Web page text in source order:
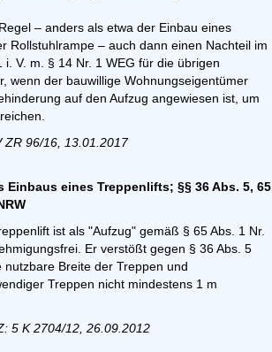
– anders als etwa der Einbau eines
Rollstuhlrampe – auch dann einen Nachteil im
i. V. m. § 14 Nr. 1 WEG für die übrigen
wenn der bauwillige Wohnungseigentümer
auf den Aufzug angewiesen ist, um
ZR 96/16, 13.01.2017
Einbaus eines Treppenlifts; §§ 36 Abs. 5, 65
ist als "Aufzug" gemäß § 65 Abs. 1 Nr.
Er verstößt gegen § 36 Abs. 5
nutzbare Breite der Treppen und
Treppen nicht mindestens 1 m
5 K 2704/12, 26.09.2012